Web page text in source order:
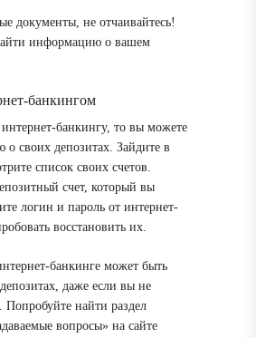
документы, не отчаивайтесь!
информацию о вашем
банкингом
банкингу, то вы можете
своих депозитах. Зайдите в
список своих счетов.
счет, который вы
логин и пароль от интернет-
восстановить их.
банкинге может быть
даже если вы не
найти раздел
вопросы» на сайте